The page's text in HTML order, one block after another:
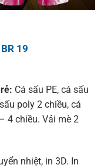
19
Cá sấu PE, cá sấu
poly 2 chiều, cá
4 chiều. Vải mè 2
nhiệt, in 3D. In